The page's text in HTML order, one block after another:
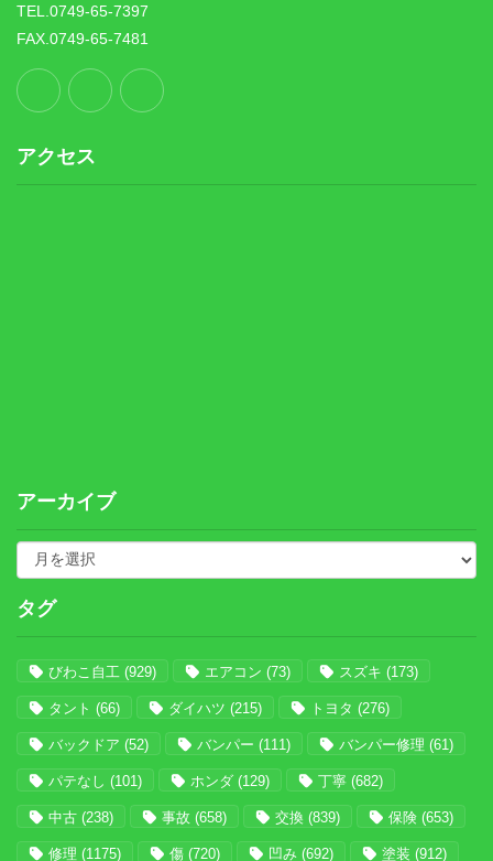
TEL.0749-65-7397
FAX.0749-65-7481
アクセス
アーカイブ
タグ
びわこ自工 (929) エアコン (73) スズキ (173)
タント (66) ダイハツ (215) トヨタ (276)
バックドア (52) バンパー (111) バンパー修理 (61)
パテなし (101) ホンダ (129) 丁寧 (682)
中古 (238) 事故 (658) 交換 (839) 保険 (653)
修理 (1175) 傷 (720) 凹み (692) 塗装 (912)